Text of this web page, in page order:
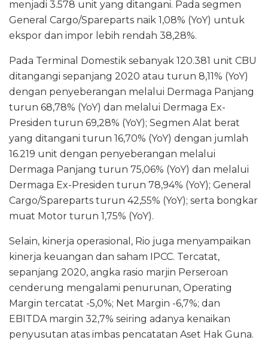
menjadi 3.578 unit yang ditangani. Pada segmen
General Cargo/Spareparts naik 1,08% (YoY) untuk
ekspor dan impor lebih rendah 38,28%.
Pada Terminal Domestik sebanyak 120.381 unit CBU
ditangangi sepanjang 2020 atau turun 8,11% (YoY)
dengan penyeberangan melalui Dermaga Panjang
turun 68,78% (YoY) dan melalui Dermaga Ex-
Presiden turun 69,28% (YoY); Segmen Alat berat
yang ditangani turun 16,70% (YoY) dengan jumlah
16.219 unit dengan penyeberangan melalui
Dermaga Panjang turun 75,06% (YoY) dan melalui
Dermaga Ex-Presiden turun 78,94% (YoY); General
Cargo/Spareparts turun 42,55% (YoY); serta bongkar
muat Motor turun 1,75% (YoY).
Selain, kinerja operasional, Rio juga menyampaikan
kinerja keuangan dan saham IPCC. Tercatat,
sepanjang 2020, angka rasio marjin Perseroan
cenderung mengalami penurunan, Operating
Margin tercatat -5,0%; Net Margin -6,7%; dan
EBITDA margin 32,7% seiring adanya kenaikan
penyusutan atas imbas pencatatan Aset Hak Guna.